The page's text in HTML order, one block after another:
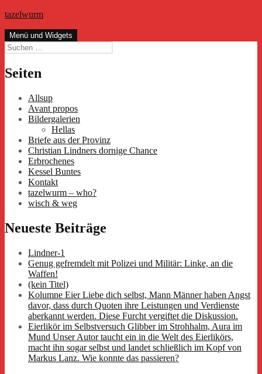
Zum
springen
tazelwurm
Menü und Widgets
Suchen
nach:
Seiten
Allsup
Avant propos
Bildergalerien
Hellas
Briefe aus der Provinz
Christian Lindners dornige Chance
Erbrochenes
Kessel Buntes
Kontakt
tazelwurm – who?
wisch & weg
Neueste Beiträge
Lindner-1
Genug gefremdelt mit Polizei und Militär: Linke, an die
Waffen!
(kein Titel)
Kolumne Eier Liebe dich selbst, Mann Männer haben Angst
davor, dass durch Quoten ihre Leistungen und Verdienste
aberkannt werden. Diese Furcht vergiftet die Diskussion.
Eierlikör im Selbstversuch Glibber im Strohhalm, Aura im
Mund Unser Autor taucht ein in die Welt des Eierlikörs,
macht ihn sogar selbst und landet schließlich im Kopf von
Markus Lanz. Wie konnte das passieren?